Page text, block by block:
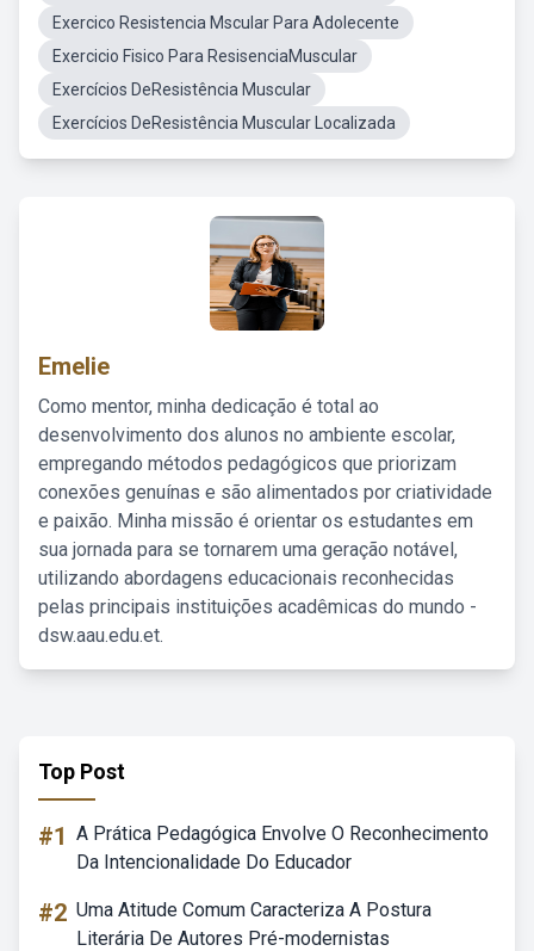
Exercico Resistencia Mscular Para Adolecente
Exercicio Fisico Para ResisenciaMuscular
Exercícios DeResistência Muscular
Exercícios DeResistência Muscular Localizada
Emelie
Como mentor, minha dedicação é total ao
desenvolvimento dos alunos no ambiente escolar,
empregando métodos pedagógicos que priorizam
conexões genuínas e são alimentados por criatividade
e paixão. Minha missão é orientar os estudantes em
sua jornada para se tornarem uma geração notável,
utilizando abordagens educacionais reconhecidas
pelas principais instituições acadêmicas do mundo -
dsw.aau.edu.et.
Top Post
#1 A Prática Pedagógica Envolve O Reconhecimento
Da Intencionalidade Do Educador
#2 Uma Atitude Comum Caracteriza A Postura
Literária De Autores Pré-modernistas